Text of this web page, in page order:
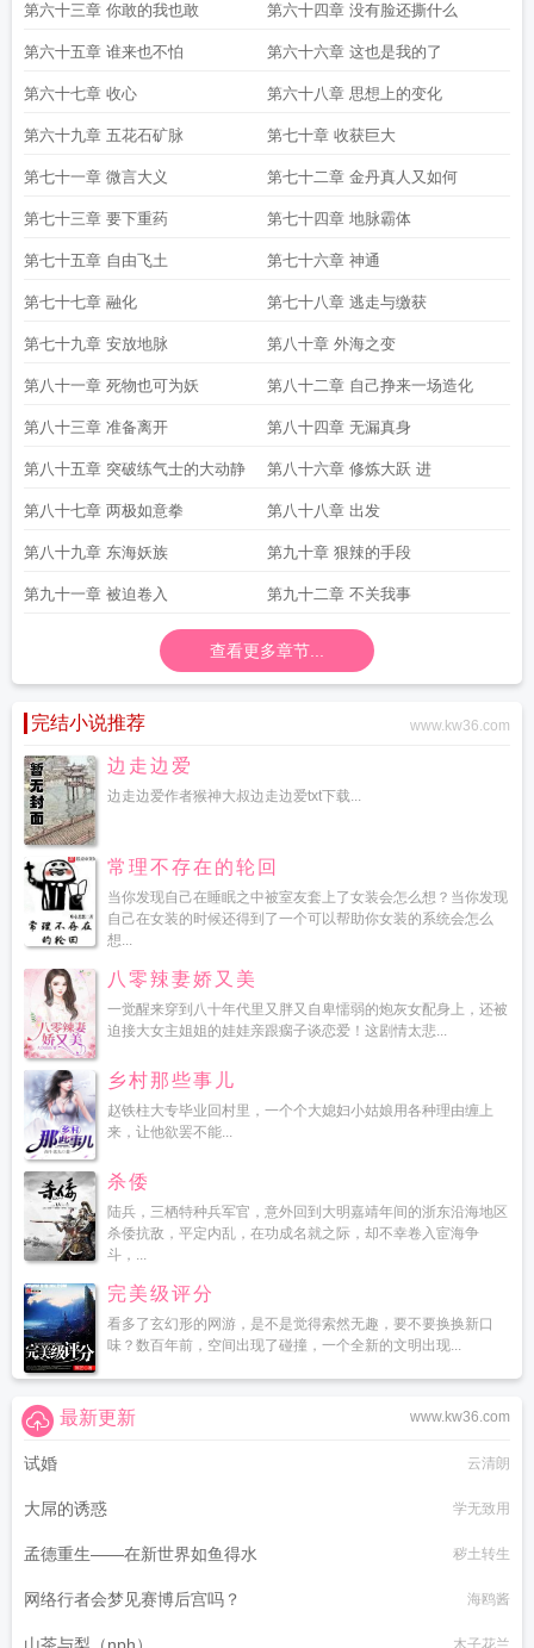
第六十三章 你敢的我也敢 第六十四章 没有脸还撕什么
第六十五章 谁来也不怕 第六十六章 这也是我的了
第六十七章 收心 第六十八章 思想上的变化
第六十九章 五花石矿脉 第七十章 收获巨大
第七十一章 微言大义 第七十二章 金丹真人又如何
第七十三章 要下重药 第七十四章 地脉霸体
第七十五章 自由飞土 第七十六章 神通
第七十七章 融化 第七十八章 逃走与缴获
第七十九章 安放地脉 第八十章 外海之变
第八十一章 死物也可为妖 第八十二章 自己挣来一场造化
第八十三章 准备离开 第八十四章 无漏真身
第八十五章 突破练气士的大动静 第八十六章 修炼大跃 进
第八十七章 两极如意拳 第八十八章 出发
第八十九章 东海妖族 第九十章 狠辣的手段
第九十一章 被迫卷入 第九十二章 不关我事
查看更多章节...
完结小说推荐 www.kw36.com
边走边爱
边走边爱作者猴神大叔边走边爱txt下载...
常理不存在的轮回
当你发现自己在睡眠之中被室友套上了女装会怎么想？当你发现
自己在女装的时候还得到了一个可以帮助你女装的系统会怎么
想...
八零辣妻娇又美
一觉醒来穿到八十年代里又胖又自卑懦弱的炮灰女配身上，还被
迫接大女主姐姐的娃娃亲跟瘸子谈恋爱！这剧情太悲...
乡村那些事儿
赵铁柱大专毕业回村里，一个个大媳妇小姑娘用各种理由缠上
来，让他欲罢不能...
杀倭
陆兵，三栖特种兵军官，意外回到大明嘉靖年间的浙东沿海地区
杀倭抗敌，平定内乱，在功成名就之际，却不幸卷入宦海争
斗，...
完美级评分
看多了玄幻形的网游，是不是觉得索然无趣，要不要换换新口
味？数百年前，空间出现了碰撞，一个全新的文明出现...
www.kw36.com
最新更新
试婚 云清朗
大屌的诱惑 学无致用
孟德重生——在新世界如鱼得水 秽土转生
网络行者会梦见赛博后宫吗？ 海鸥酱
木子花兰